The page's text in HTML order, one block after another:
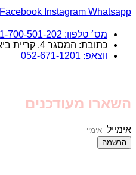
Facebook Instagram Whatsapp
מס׳ טלפון: 1-700-501-202
כתובת: המסגר 4, קריית ביאליק
ווצאפ: 052-671-1201
השארו מעודכנים
אימייל
הרשמה